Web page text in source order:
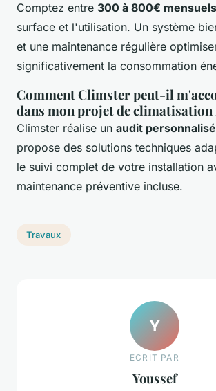
Comptez entre 300 à 800€ mensuels
surface et l'utilisation. Un système
et une maintenance régulière
significativement la consommation
Comment Climster peut-il
dans mon projet de
Climster réalise un audit
propose des solutions techniques
le suivi complet de votre installation
maintenance préventive incluse.
Travaux
Y
ECRIT PAR
Youssef